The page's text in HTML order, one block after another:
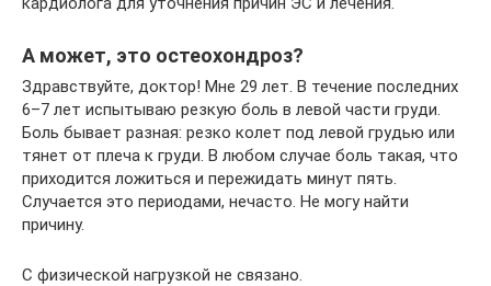
А может, это остеохондроз?
Здравствуйте, доктор! Мне 29 лет. В течение последних
6–7 лет испытываю резкую боль в левой части груди.
Боль бывает разная: резко колет под левой грудью или
тянет от плеча к груди. В любом случае боль такая, что
приходится ложиться и пережидать минут пять.
Случается это периодами, нечасто. Не могу найти
причину.
С физической нагрузкой не связано.